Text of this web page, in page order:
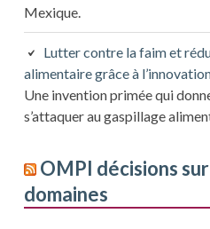
Mexique.
Lutter contre la faim et
alimentaire grâce à
Une invention primée qui
s’attaquer au gaspillage
OMPI décisions
domaines